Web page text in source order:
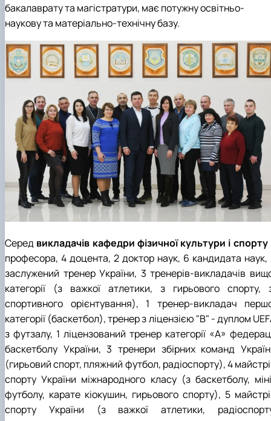
бакалаврату та магістратури, має потужну освітньо-
наукову та матеріально-технічну базу.
Серед викладачів кафедри фізичної культури і спорту
професора, 4 доцента, 2 доктор наук, 6 кандидата наук,
заслужений тренер України, 3 тренерів-викладачів
категорії (з важкої атлетики, з гирьового спорту,
спортивного орієнтування), 1 тренер-викладач
категорії (баскетбол), тренер з ліцензією "В" - дуплом
з футзалу, 1 ліцензований тренер категорії «А»
баскетболу України, 3 тренери збірних команд
(гирьовий спорт, пляжний футбол, радіоспорту), 4
спорту України міжнародного класу (з баскетболу,
футболу, карате кіокушин, гирьового спорту), 5
спорту України (з важкої атлетики,